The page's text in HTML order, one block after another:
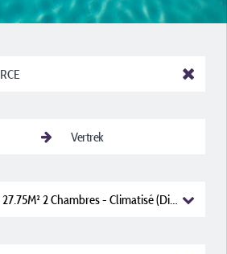
2 Chambres - Climatisé (Dimanche)